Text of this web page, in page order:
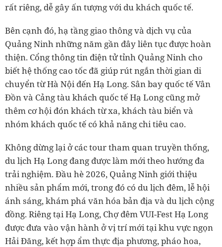
rất riêng, dễ gây ấn tượng với du khách quốc tế.
Bên cạnh đó, hạ tầng giao thông và dịch vụ của
Quảng Ninh những năm gần đây liên tục được hoàn
thiện. Cổng thông tin điện tử tỉnh Quảng Ninh cho
biết hệ thống cao tốc đã giúp rút ngắn thời gian di
chuyển từ Hà Nội đến Hạ Long. Sân bay quốc tế Vân
Đồn và Cảng tàu khách quốc tế Hạ Long cũng mở
thêm cơ hội đón khách từ xa, khách tàu biển và
nhóm khách quốc tế có khả năng chi tiêu cao.
Không dừng lại ở các tour tham quan truyền thống,
du lịch Hạ Long đang được làm mới theo hướng đa
trải nghiệm. Đầu hè 2026, Quảng Ninh giới thiệu
nhiều sản phẩm mới, trong đó có du lịch đêm, lễ hội
ánh sáng, khám phá văn hóa bản địa và du lịch cộng
đồng. Riêng tại Hạ Long, Chợ đêm VUI-Fest Hạ Long
được đưa vào vận hành ở vị trí mới tại khu vực ngọn
Hải Đăng, kết hợp ẩm thực địa phương, pháo hoa,